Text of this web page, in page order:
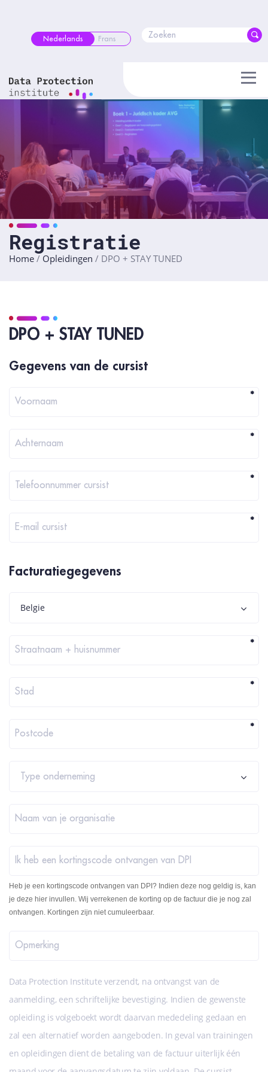
Nederlands Frans
Registratie
Home / Opleidingen / DPO + STAY TUNED
DPO + STAY TUNED
Gegevens van de cursist
Voornaam
*
Achternaam
*
Telefoonnummer cursist
*
E-mail cursist
*
Facturatiegegevens
Belgie
Straatnaam + huisnummer
*
Stad
*
Postcode
*
Type onderneming
Naam van je organisatie
Ik heb een kortingscode ontvangen van DPI
Heb je een kortingscode ontvangen van DPI? Indien deze nog geldig is, kan
je deze hier invullen. Wij verrekenen de korting op de factuur die je nog zal
ontvangen. Kortingen zijn niet cumuleerbaar.
Opmerking
Data Protection Institute verzendt, na ontvangst van de
aanmelding, een schriftelijke bevestiging. Indien de gewenste
opleiding is volgeboekt wordt daarvan mededeling gedaan en
zal een alternatief worden aangeboden. In geval van trainingen
en opleidingen dient de betaling van de factuur uiterlijk één